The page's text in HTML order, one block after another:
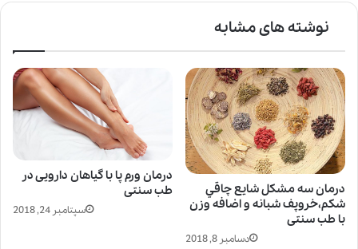
نوشته های مشابه
درمان ورم پا با گیاهان دارویی در
طب سنتی
سپتامبر 24, 2018
درمان سه مشكل شايع چاقي
شكم،خروپف شبانه و اضافه وزن
با طب سنتی
دسامبر 8, 2018